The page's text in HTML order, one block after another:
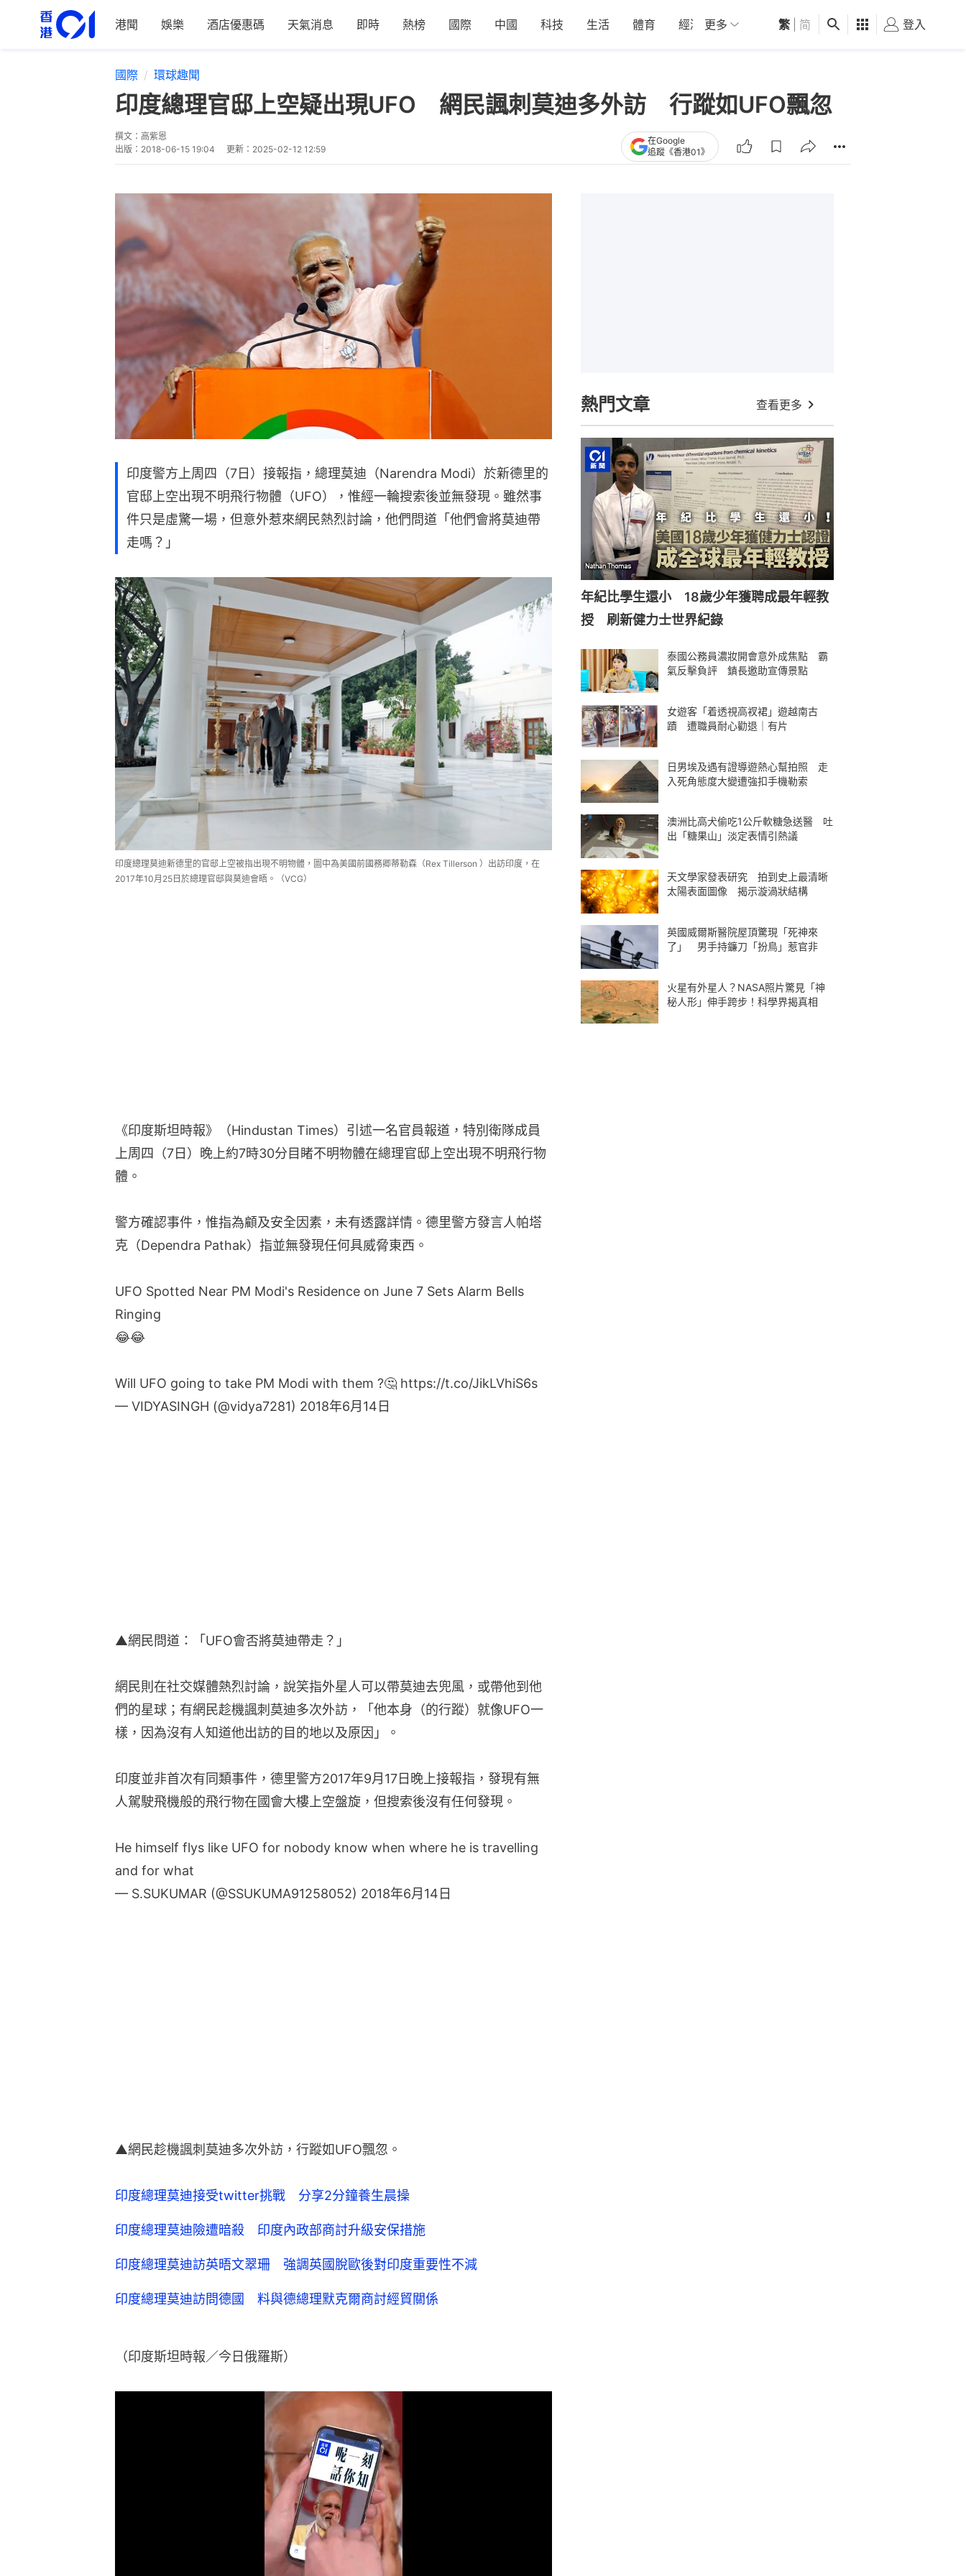
港聞 娛樂 酒店優惠碼 天氣消息 即時 熱榜 國際 中國 科技 生活 體育 經濟 01深圳 觀點 健康 好食玩飛
更多 繁 简 登入
國際 環球趣聞
印度總理官邸上空疑出現UFO 網民諷刺莫迪多外訪 行蹤如UFO飄忽
撰文： 高紫恩
出版： 2018-06-15 19:04 更新： 2025-02-12 12:59
在Google
追蹤《香港01》
印度警方上周四（7日）接報指，總理莫迪（Narendra Modi）於新德里的
官邸上空出現不明飛行物體（UFO），惟經一輪搜索後並無發現。雖然事
件只是虛驚一場，但意外惹來網民熱烈討論，他們問道「他們會將莫迪帶
走嗎？」
印度總理莫迪新德里的官邸上空被指出現不明物體，圖中為美國前國務卿蒂勒森（Rex Tillerson ）出訪印度，在
2017年10月25日於總理官邸與莫迪會晤。（VCG）
《印度斯坦時報》（Hindustan Times）引述一名官員報道，特別衛隊成員
上周四（7日）晚上約7時30分目睹不明物體在總理官邸上空出現不明飛行物
體。
警方確認事件，惟指為顧及安全因素，未有透露詳情。德里警方發言人帕塔
克（Dependra Pathak）指並無發現任何具威脅東西。
UFO Spotted Near PM Modi's Residence on June 7 Sets Alarm Bells
Ringing
😂😂
Will UFO going to take PM Modi with them ?🤔 https://t.co/JikLVhiS6s
— VIDYASINGH (@vidya7281) 2018年6月14日
▲網民問道：「UFO會否將莫迪帶走？」
網民則在社交媒體熱烈討論，說笑指外星人可以帶莫迪去兜風，或帶他到他
們的星球；有網民趁機諷刺莫迪多次外訪，「他本身（的行蹤）就像UFO一
樣，因為沒有人知道他出訪的目的地以及原因」。
印度並非首次有同類事件，德里警方2017年9月17日晚上接報指，發現有無
人駕駛飛機般的飛行物在國會大樓上空盤旋，但搜索後沒有任何發現。
He himself flys like UFO for nobody know when where he is travelling
and for what
— S.SUKUMAR (@SSUKUMA91258052) 2018年6月14日
▲網民趁機諷刺莫迪多次外訪，行蹤如UFO飄忽。
印度總理莫迪接受twitter挑戰 分享2分鐘養生晨操
印度總理莫迪險遭暗殺 印度內政部商討升級安保措施
印度總理莫迪訪英晤文翠珊 強調英國脫歐後對印度重要性不減
印度總理莫迪訪問德國 料與德總理默克爾商討經貿關係
（印度斯坦時報／今日俄羅斯）
熱門文章 查看更多
年紀比學生還小 18歲少年獲聘成最年輕教
授 刷新健力士世界紀錄
泰國公務員濃妝開會意外成焦點 霸
氣反擊負評 鎮長邀助宣傳景點
女遊客「着透視高衩裙」遊越南古
蹟 遭職員耐心勸退｜有片
日男埃及遇有證導遊熱心幫拍照 走
入死角態度大變遭強扣手機勒索
澳洲比高犬偷吃1公斤軟糖急送醫 吐
出「糖果山」淡定表情引熱議
天文學家發表研究 拍到史上最清晰
太陽表面圖像 揭示漩渦狀結構
英國威爾斯醫院屋頂驚現「死神來
了」 男手持鐮刀「扮鳥」惹官非
火星有外星人？NASA照片驚見「神
秘人形」伸手跨步！科學界揭真相